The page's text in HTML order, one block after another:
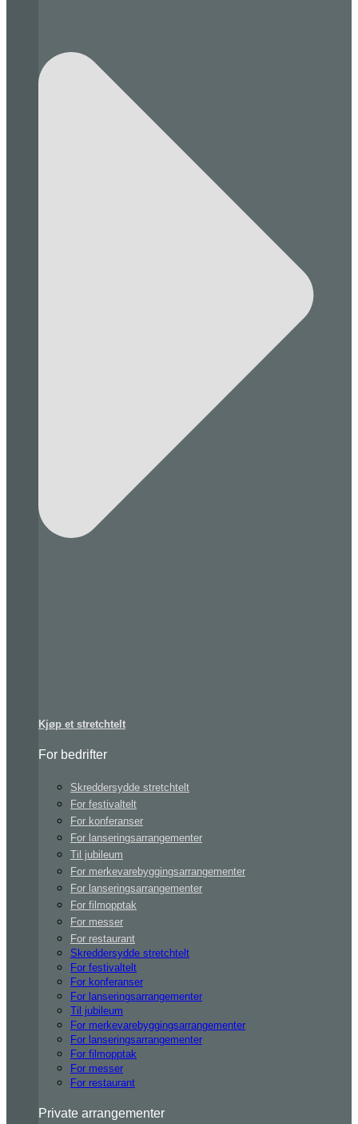
Kjøp et stretchtelt
For bedrifter
Skreddersydde stretchtelt
For festivaltelt
For konferanser
For lanseringsarrangementer
Til jubileum
For merkevarebyggingsarrangementer
For lanseringsarrangementer
For filmopptak
For messer
For restaurant
Skreddersydde stretchtelt
For festivaltelt
For konferanser
For lanseringsarrangementer
Til jubileum
For merkevarebyggingsarrangementer
For lanseringsarrangementer
For filmopptak
For messer
For restaurant
Private arrangementer